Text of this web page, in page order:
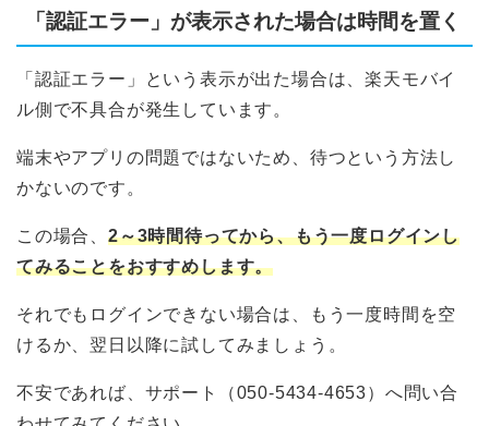
「認証エラー」が表示された場合は時間を置く
「認証エラー」という表示が出た場合は、楽天モバイ
ル側で不具合が発生しています。
端末やアプリの問題ではないため、待つという方法し
かないのです。
この場合、 2～3時間待ってから、もう一度ログインし
てみることをおすすめします。
それでもログインできない場合は、もう一度時間を空
けるか、翌日以降に試してみましょう。
不安であれば、サポート（050-5434-4653）へ問い合